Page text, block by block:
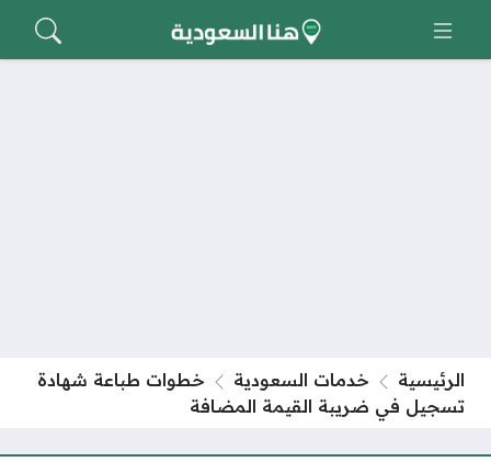
الرئيسية خدمات السعودية
خطوات طباعة شهادة
تسجيل في ضريبة القيمة المضافة